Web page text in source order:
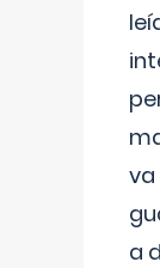
va
a